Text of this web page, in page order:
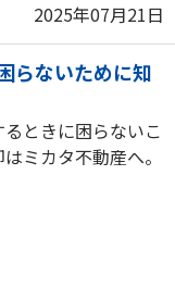
2025年07月21日
らないために知
ときに困らないこ
ミカタ不動産へ。